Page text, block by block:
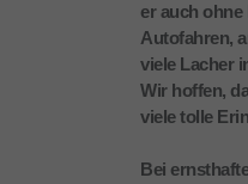
er auch
Autofahren,
viele Lacher
Wir hoffen,
viele tolle
Bei